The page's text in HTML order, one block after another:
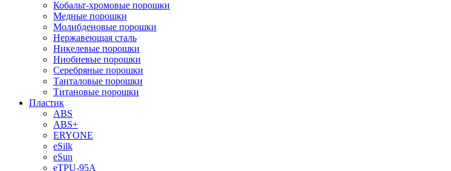
Кобальт-хромовые порошки
Медные порошки
Молибденовые порошки
Нержавеющая сталь
Никелевые порошки
Ниобиевые порошки
Серебряные порошки
Танталовые порошки
Титановые порошки
Пластик
ABS
ABS+
ERYONE
eSilk
eSun
eTPU-95A